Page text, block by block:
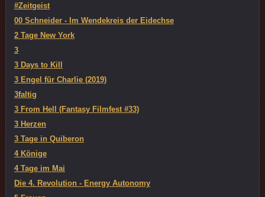
#Zeitgeist
00 Schneider - Im Wendekreis der Eidechse
2 Tage New York
3
3 Days to Kill
3 Engel für Charlie (2019)
3faltig
3 From Hell (Fantasy Filmfest #33)
3 Herzen
3 Tage in Quiberon
4 Könige
4 Tage im Mai
Die 4. Revolution - Energy Autonomy